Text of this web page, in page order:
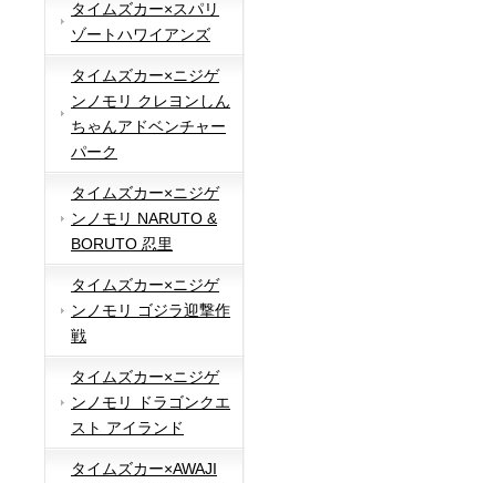
タイムズカー×スパリ
ゾートハワイアンズ
タイムズカー×ニジゲ
ンノモリ クレヨンしん
ちゃんアドベンチャー
パーク
タイムズカー×ニジゲ
ンノモリ NARUTO &
BORUTO 忍里
タイムズカー×ニジゲ
ンノモリ ゴジラ迎撃作
戦
タイムズカー×ニジゲ
ンノモリ ドラゴンクエ
スト アイランド
タイムズカー×AWAJI